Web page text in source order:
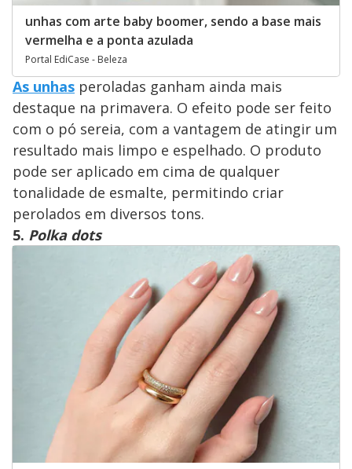
unhas com arte baby boomer, sendo a base mais
vermelha e a ponta azulada
Portal EdiCase - Beleza
As unhas peroladas ganham ainda mais
destaque na primavera. O efeito pode ser feito
com o pó sereia, com a vantagem de atingir um
resultado mais limpo e espelhado. O produto
pode ser aplicado em cima de qualquer
tonalidade de esmalte, permitindo criar
perolados em diversos tons.
5. Polka dots